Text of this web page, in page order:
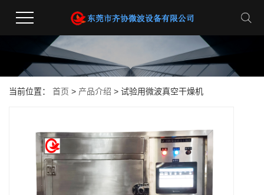
当前位置： 首页 > 产品介绍 > 试验用微波真空干燥机